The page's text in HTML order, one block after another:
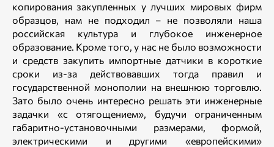
копирования закупленных у лучших мировых фирм
образцов, нам не подходил – не позволяли наша
российская культура и глубокое инженерное
образование. Кроме того, у нас не было возможности
и средств закупить импортные датчики в короткие
сроки из-за действовавших тогда правил и
государственной монополии на внешнюю торговлю.
Зато было очень интересно решать эти инженерные
задачки «с отягощением», будучи ограниченным
габаритно-установочными размерами, формой,
электрическими и другими «европейскими»